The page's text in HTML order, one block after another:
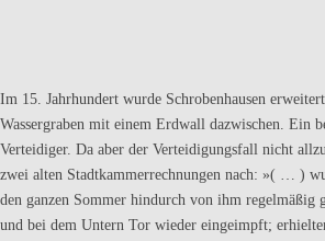
Im 15. Jahrhundert wurde Schrobenhausen
Wassergraben mit einem Erdwall dazwischen. Ein
Verteidiger. Da aber der Verteidigungsfall nicht
zwei alten Stadtkammer­rechnungen nach: »( … )
den gan­zen Sommer hindurch von ihm
und bei dem Untern Tor wieder eingeimpft;